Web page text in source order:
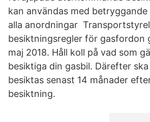
kan användas med
alla anordningar
besiktningsregler för gasfordon
maj 2018. Håll koll på vad som
besiktiga din gasbil. Därefter
besiktas senast 14 månader
besiktning.